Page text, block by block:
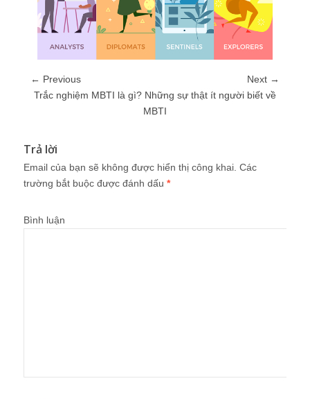
← Previous
Next →
Trắc nghiệm MBTI là gì? Những sự thật ít người biết về
MBTI
Trả lời
Email của bạn sẽ không được hiển thị công khai. Các
trường bắt buộc được đánh dấu *
Bình luận